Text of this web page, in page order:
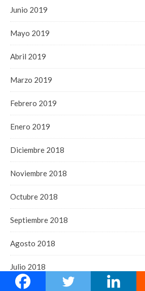
Junio 2019
Mayo 2019
Abril 2019
Marzo 2019
Febrero 2019
Enero 2019
Diciembre 2018
Noviembre 2018
Octubre 2018
Septiembre 2018
Agosto 2018
Julio 2018